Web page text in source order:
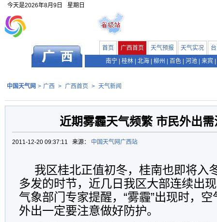
今天是2026年8月9日 星期日
首页 广西首页 天气预报 天气实况
南宁
桂林 北海 柳州 百色 河池 来宾
中国天气网 > 广西 > 广西首页 > 天气新闻
近期雾霾天气频繁 市民外出
2011-12-20 09:37:11 来源： 中国天气网广西站
我区桂北正值初冬，桂南也即将入
多发的时节，近几日我区大部连续出
气象部门专家提醒，“雾霾”出现时，
外出一定要注意做好防护。